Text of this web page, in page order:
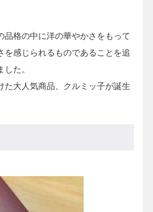
品格の中に洋の華やかさをもって
を感じられるものであることを追
た。
た大人気商品、クルミッ子が誕生